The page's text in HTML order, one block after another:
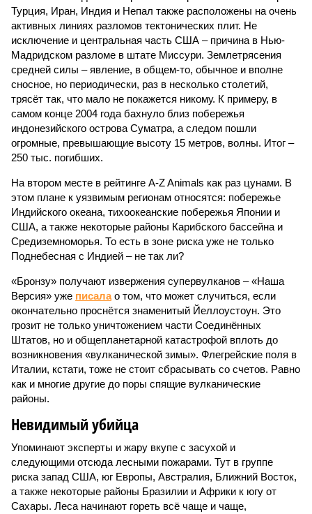
Турция, Иран, Индия и Непал также расположены на очень
активных линиях разломов тектонических плит. Не
исключение и центральная часть США – причина в Нью-
Мадридском разломе в штате Миссури. Землетрясения
средней силы – явление, в общем-то, обычное и вполне
сносное, но периодически, раз в несколько столетий,
трясёт так, что мало не покажется никому. К примеру, в
самом конце 2004 года бахнуло близ побережья
индонезийского острова Суматра, а следом пошли
огромные, превышающие высоту 15 метров, волны. Итог –
250 тыс. погибших.
На втором месте в рейтинге A-Z Animals как раз цунами. В
этом плане к уязвимым регионам относятся: побережье
Индийского океана, тихо­океанские побережья Японии и
США, а также некоторые районы Карибского бассейна и
Средиземноморья. То есть в зоне риска уже не только
Поднебесная с Индией – не так ли?
«Бронзу» получают извержения супервулканов – «Наша
Версия» уже писалао том, что может случиться, если
окончательно проснётся знаменитый Йеллоустоун. Это
грозит не только уничтожением части Соединённых
Штатов, но и общепланетарной катастрофой вплоть до
возникновения «вулканической зимы». Флегрейские поля в
Италии, кстати, тоже не стоит сбрасывать со счетов. Равно
как и многие другие до поры спящие вулканические
районы.
Невидимый убийца
Упоминают эксперты и жару вкупе с засухой и
следующими отсюда лесными пожарами. Тут в группе
риска запад США, юг Европы, Австралия, Ближний Восток,
а также некоторые районы Бразилии и Африки к югу от
Сахары. Леса начинают гореть всё чаще и чаще,